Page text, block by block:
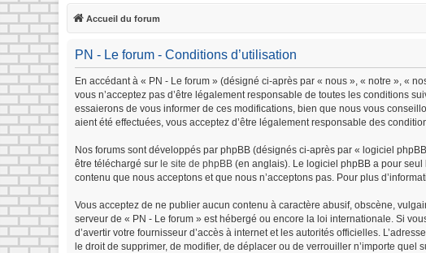
Accueil du forum
PN - Le forum - Conditions d’utilisation
En accédant à « PN - Le forum » (désigné ci-après par « nous », « notre », «
vous n’acceptez pas d’être légalement responsable de toutes les conditions
essaierons de vous informer de ces modifications, bien que nous vous
aient été effectuées, vous acceptez d’être légalement responsable des
Nos forums sont développés par phpBB (désignés ci-après par « logiciel
être téléchargé sur le site de phpBB (en anglais). Le logiciel phpBB a pour
contenu que nous acceptons et que nous n’acceptons pas. Pour plus
Vous acceptez de ne publier aucun contenu à caractère abusif, obscène,
serveur de « PN - Le forum » est hébergé ou encore la loi internationale. Si
d’avertir votre fournisseur d’accès à internet et les autorités officielles.
le droit de supprimer, de modifier, de déplacer ou de verrouiller n’importe